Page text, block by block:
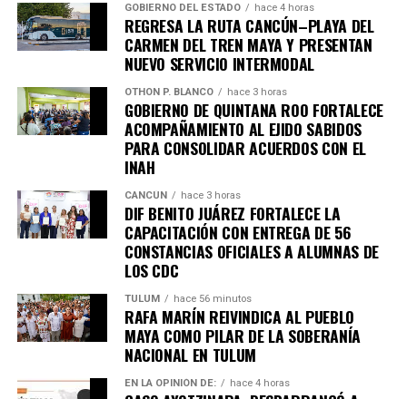
Unirme al canal de WhatsApp
GOBIERNO DEL ESTADO hace 4 horas
REGRESA LA RUTA CANCÚN–PLAYA DEL
CARMEN DEL TREN MAYA Y PRESENTAN
NUEVO SERVICIO INTERMODAL
OTHON P. BLANCO hace 3 horas
GOBIERNO DE QUINTANA ROO FORTALECE
ACOMPAÑAMIENTO AL EJIDO SABIDOS
PARA CONSOLIDAR ACUERDOS CON EL
INAH
CANCÚN hace 3 horas
DIF BENITO JUÁREZ FORTALECE LA
CAPACITACIÓN CON ENTREGA DE 56
CONSTANCIAS OFICIALES A ALUMNAS DE
LOS CDC
TULUM hace 56 minutos
RAFA MARÍN REIVINDICA AL PUEBLO
MAYA COMO PILAR DE LA SOBERANÍA
NACIONAL EN TULUM
EN LA OPINIÓN DE: hace 4 horas